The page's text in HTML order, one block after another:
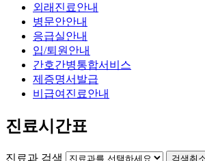
외래진료안내
병문안안내
응급실안내
입/퇴원안내
간호간병통합서비스
제증명서발급
비급여진료안내
진료시간표
진료과 검색 검색취